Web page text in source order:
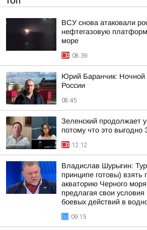
ВСУ снова атаковали
нефтегазовую
море
08:39
Юрий Баранчик: Ночной
России
08:45
Зеленский продолжает
потому что это выгодно
12:12
Владислав Шурыгин:
принципе готовы)
акваторию Черного
предлагая свои
боевых действий в
09:15